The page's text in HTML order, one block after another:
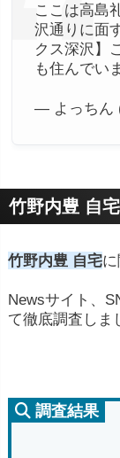
ここは高島
沢通りに面
クス深沢】
も住んでい
— よっちん
竹野内豊 自
竹野内豊 自宅に
Newsサイト、
て徹底調査しま
調査結果